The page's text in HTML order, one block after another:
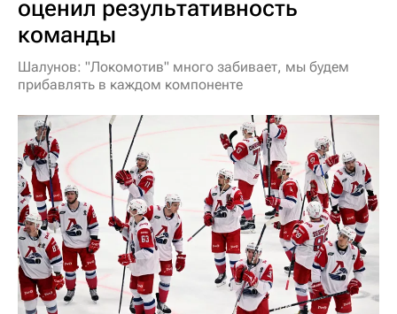
оценил результативность
команды
Шалунов: "Локомотив" много забивает, мы будем
прибавлять в каждом компоненте